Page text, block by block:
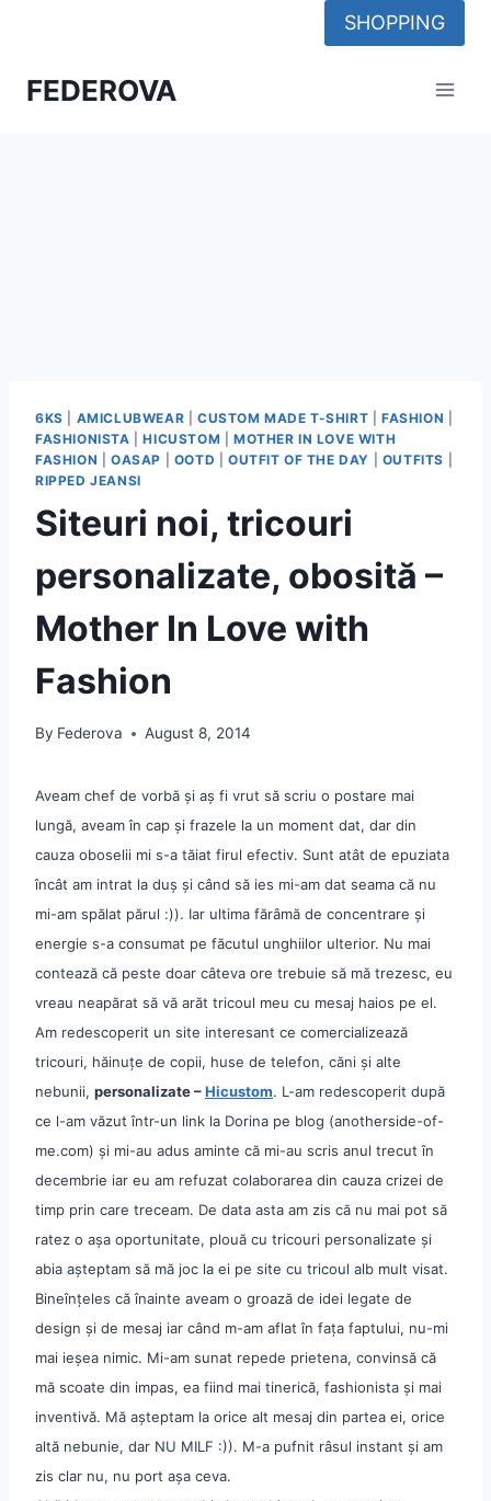
SHOPPING
FEDEROVA
6KS AMICLUBWEAR CUSTOM MADE T-SHIRT |FASHION
FASHIONISTA
|HICUSTOM
MOTHER IN LOVE WITH
FASHION
OASAP OOTD OUTFIT OF THE DAY OUTFITS
RIPPED JEANSI
Siteuri noi, tricouri
personalizate, obosită –
Mother In Love with
Fashion
By Federova August 8, 2014
Aveam chef de vorbă și aș fi vrut să scriu o postare mai
lungă, aveam în cap și frazele la un moment dat, dar din
cauza oboselii mi s-a tăiat firul efectiv. Sunt atât de epuziata
încât am intrat la duș și când să ies mi-am dat seama că nu
mi-am spălat părul :)). Iar ultima fărâmă de concentrare și
energie s-a consumat pe făcutul unghiilor ulterior. Nu mai
contează că peste doar câteva ore trebuie să mă trezesc, eu
vreau neapărat să vă arăt tricoul meu cu mesaj haios pe el.
Am redescoperit un site interesant ce comercializează
tricouri, hăinuțe de copii, huse de telefon, căni și alte
nebunii, personalizate –Hicustom. L-am redescoperit după
ce l-am văzut într-un link la Dorina pe blog (anotherside-of-
me.com) și mi-au adus aminte că mi-au scris anul trecut în
decembrie iar eu am refuzat colaborarea din cauza crizei de
timp prin care treceam. De data asta am zis că nu mai pot să
ratez o așa oportunitate, plouă cu tricouri personalizate și
abia așteptam să mă joc la ei pe site cu tricoul alb mult visat.
Bineînțeles că înainte aveam o groază de idei legate de
design și de mesaj iar când m-am aflat în fața faptului, nu-mi
mai ieșea nimic. Mi-am sunat repede prietena, convinsă că
mă scoate din impas, ea fiind mai tinerică, fashionista și mai
inventivă. Mă așteptam la orice alt mesaj din partea ei, orice
altă nebunie, dar NU MILF :)). M-a pufnit râsul instant și am
zis clar nu, nu port așa ceva.